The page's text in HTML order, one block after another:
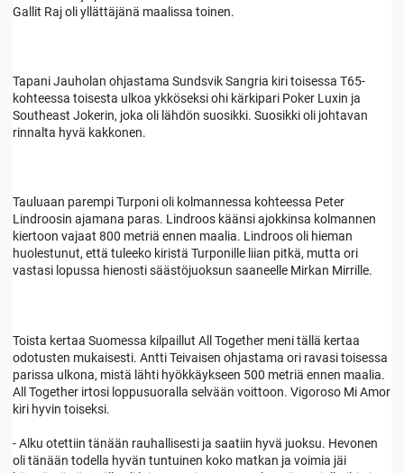
Gallit Raj oli yllättäjänä maalissa toinen.
Tapani Jauholan ohjastama Sundsvik Sangria kiri toisessa T65-
kohteessa toisesta ulkoa ykköseksi ohi kärkipari Poker Luxin ja
Southeast Jokerin, joka oli lähdön suosikki. Suosikki oli johtavan
rinnalta hyvä kakkonen.
Tauluaan parempi Turponi oli kolmannessa kohteessa Peter
Lindroosin ajamana paras. Lindroos käänsi ajokkinsa kolmannen
kiertoon vajaat 800 metriä ennen maalia. Lindroos oli hieman
huolestunut, että tuleeko kiristä Turponille liian pitkä, mutta ori
vastasi lopussa hienosti säästöjuoksun saaneelle Mirkan Mirrille.
Toista kertaa Suomessa kilpaillut All Together meni tällä kertaa
odotusten mukaisesti. Antti Teivaisen ohjastama ori ravasi toisessa
parissa ulkona, mistä lähti hyökkäykseen 500 metriä ennen maalia.
All Together irtosi loppusuoralla selvään voittoon. Vigoroso Mi Amor
kiri hyvin toiseksi.
- Alku otettiin tänään rauhallisesti ja saatiin hyvä juoksu. Hevonen
oli tänään todella hyvän tuntuinen koko matkan ja voimia jäi